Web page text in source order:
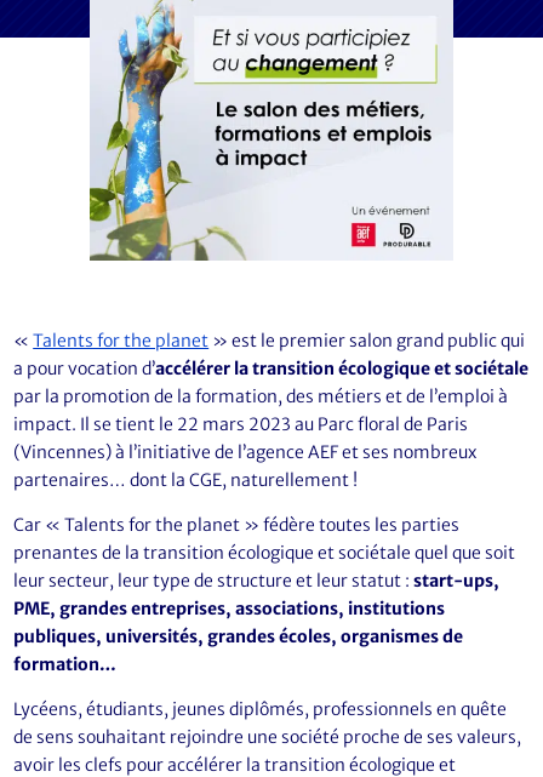
«Talents for the planet » est le premier salon grand public qui
a pour vocation d’accélérer la transition écologique et sociétale
par la promotion de la formation, des métiers et de l’emploi à
impact. Il se tient le 22 mars 2023 au Parc floral de Paris
(Vincennes) à l’initiative de l’agence AEF et ses nombreux
partenaires… dont la CGE, naturellement !
Car « Talents for the planet » fédère toutes les parties
prenantes de la transition écologique et sociétale quel que soit
leur secteur, leur type de structure et leur statut :start-ups,
PME, grandes entreprises, associations, institutions
publiques, universités, grandes écoles, organismes de
formation…
Lycéens, étudiants, jeunes diplômés, professionnels en quête
de sens souhaitant rejoindre une société proche de ses valeurs,
avoir les clefs pour accélérer la transition écologique et